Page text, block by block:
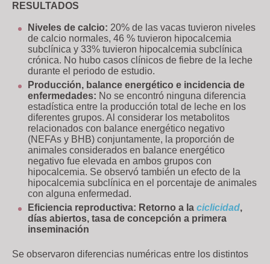
RESULTADOS
Niveles de calcio: 20% de las vacas tuvieron niveles
de calcio normales, 46 % tuvieron hipocalcemia
subclínica y 33% tuvieron hipocalcemia subclínica
crónica. No hubo casos clínicos de fiebre de la leche
durante el periodo de estudio.
Producción, balance energético e incidencia de
enfermedades: No se encontró ninguna diferencia
estadística entre la producción total de leche en los
diferentes grupos. Al considerar los metabolitos
relacionados con balance energético negativo
(NEFAs y BHB) conjuntamente, la proporción de
animales considerados en balance energético
negativo fue elevada en ambos grupos con
hipocalcemia. Se observó también un efecto de la
hipocalcemia subclínica en el porcentaje de animales
con alguna enfermedad.
Eficiencia reproductiva: Retorno a la ciclicidad,
días abiertos, tasa de concepción a primera
inseminación
Se observaron diferencias numéricas entre los distintos